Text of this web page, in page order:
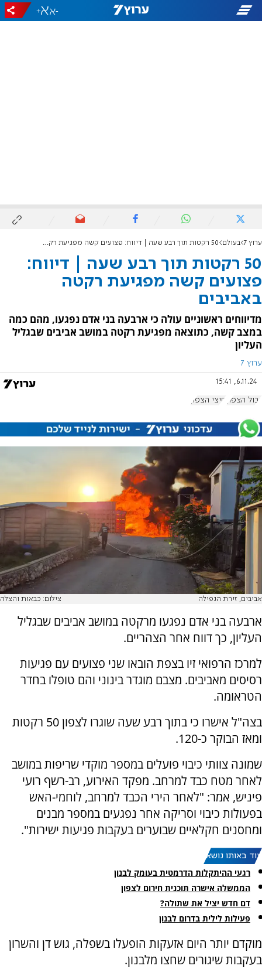
-
+
ערוץ 7 בעולם 50 רקטות תוך רבע שעה | דיווח: פצועים קשה מפגיעת רקטה באביבים
50 רקטות תוך רבע שעה | דיווח:
פצועים קשה מפגיעת רקטה
באביבים
מדיווחים ראשוניים עולה כי ארבעה בני אדם נפגעו, מהם כמה
במצב קשה, כתוצאה מפגיעת רקטה במושב אביבים שבגליל
העליון
ערוץ 7
6.11.24, 15:41
גבול הצפון חיצי הצפון
אביבים, זירת הנפילה צילום: כבאות והצלה
ארבעה בני אדם נפגעו מרקטה במושב אביבים שבגליל
העליון, כך דווח אחר הצהריים.
למרכז הרפואי זיו בצפת הובאו שני פצועים עם פגיעות
רסיסים מאביבים. מצבם מוגדר בינוני והם טופלו בחדר
הטראומה.
בצה"ל אישרו כי בתוך רבע שעה שוגרו לצפון 50 רקטות
ומאז הבוקר כ-120.
שמונה צוותי כיבוי פועלים במספר מוקדי שריפות במושב
לאחר מטח כבד למרחב. מפקד האירוע, רב-רשף רועי
פיניש, אמר: "לאחר הירי הכבד למרחב, לוחמי-האש
בפעולות כיבוי וסריקה אחר נפגעים במספר מבנים
ומחסנים חקלאיים שבוערים בעקבות פגיעות ישירות".
עוד באותו נושא:
רגעי ההיתקלות הדרמטית בעומק לבנון
הממשלה אישרה תוכנית חירום לצפון
דם חדש יציל את שתולה?
פעילות לילית בדרום לבנון
מוקדם יותר היום אזעקות הופעלו בשפלה, גוש דן והשרון
בעקבות שיגורים שחצו מלבנון.